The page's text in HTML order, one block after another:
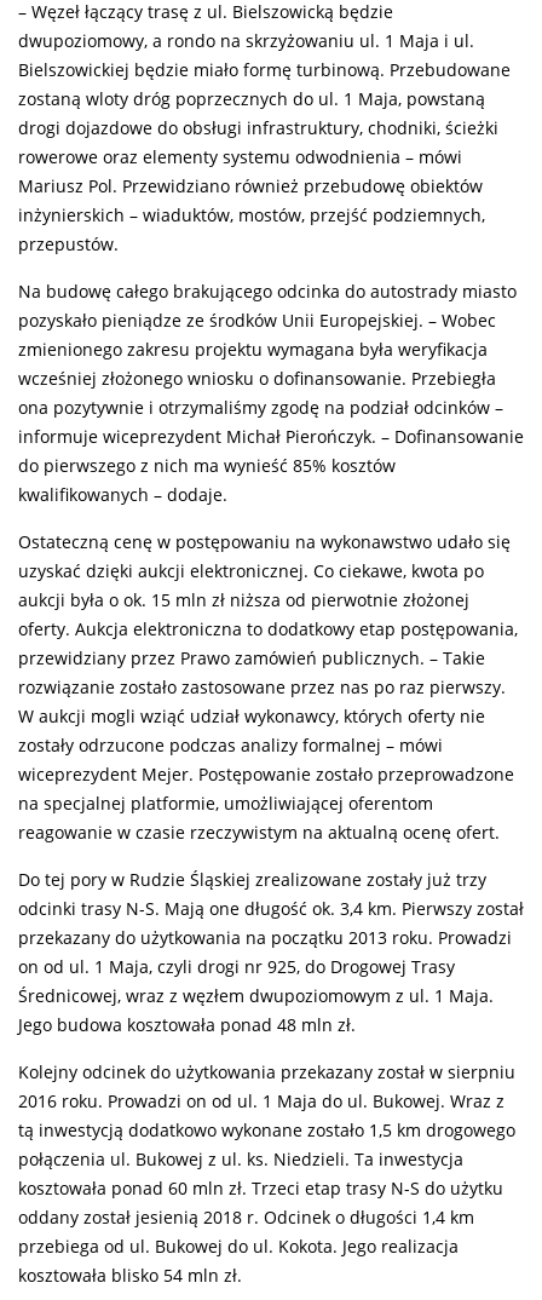
– Węzeł łączący trasę z ul. Bielszowicką będzie
dwupoziomowy, a rondo na skrzyżowaniu ul. 1 Maja i ul.
Bielszowickiej będzie miało formę turbinową. Przebudowane
zostaną wloty dróg poprzecznych do ul. 1 Maja, powstaną
drogi dojazdowe do obsługi infrastruktury, chodniki, ścieżki
rowerowe oraz elementy systemu odwodnienia – mówi
Mariusz Pol. Przewidziano również przebudowę obiektów
inżynierskich – wiaduktów, mostów, przejść podziemnych,
przepustów.
Na budowę całego brakującego odcinka do autostrady miasto
pozyskało pieniądze ze środków Unii Europejskiej. – Wobec
zmienionego zakresu projektu wymagana była weryfikacja
wcześniej złożonego wniosku o dofinansowanie. Przebiegła
ona pozytywnie i otrzymaliśmy zgodę na podział odcinków –
informuje wiceprezydent Michał Pierończyk. – Dofinansowanie
do pierwszego z nich ma wynieść 85% kosztów
kwalifikowanych – dodaje.
Ostateczną cenę w postępowaniu na wykonawstwo udało się
uzyskać dzięki aukcji elektronicznej. Co ciekawe, kwota po
aukcji była o ok. 15 mln zł niższa od pierwotnie złożonej
oferty. Aukcja elektroniczna to dodatkowy etap postępowania,
przewidziany przez Prawo zamówień publicznych. – Takie
rozwiązanie zostało zastosowane przez nas po raz pierwszy.
W aukcji mogli wziąć udział wykonawcy, których oferty nie
zostały odrzucone podczas analizy formalnej – mówi
wiceprezydent Mejer. Postępowanie zostało przeprowadzone
na specjalnej platformie, umożliwiającej oferentom
reagowanie w czasie rzeczywistym na aktualną ocenę ofert.
Do tej pory w Rudzie Śląskiej zrealizowane zostały już trzy
odcinki trasy N-S. Mają one długość ok. 3,4 km. Pierwszy został
przekazany do użytkowania na początku 2013 roku. Prowadzi
on od ul. 1 Maja, czyli drogi nr 925, do Drogowej Trasy
Średnicowej, wraz z węzłem dwupoziomowym z ul. 1 Maja.
Jego budowa kosztowała ponad 48 mln zł.
Kolejny odcinek do użytkowania przekazany został w sierpniu
2016 roku. Prowadzi on od ul. 1 Maja do ul. Bukowej. Wraz z
tą inwestycją dodatkowo wykonane zostało 1,5 km drogowego
połączenia ul. Bukowej z ul. ks. Niedzieli. Ta inwestycja
kosztowała ponad 60 mln zł. Trzeci etap trasy N-S do użytku
oddany został jesienią 2018 r. Odcinek o długości 1,4 km
przebiega od ul. Bukowej do ul. Kokota. Jego realizacja
kosztowała blisko 54 mln zł.